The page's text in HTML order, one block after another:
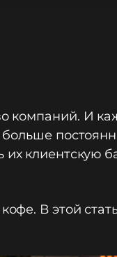
компаний. И
клиентскую
В этой